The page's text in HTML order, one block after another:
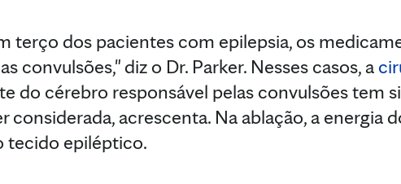
terço dos pacientes com epilepsia, os
convulsões," diz o Dr. Parker. Nesses casos, a
do cérebro responsável pelas convulsões tem
considerada, acrescenta. Na ablação, a energia
tecido epiléptico.